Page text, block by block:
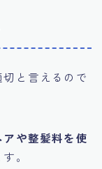
と言えるので
や整髪料を使
。